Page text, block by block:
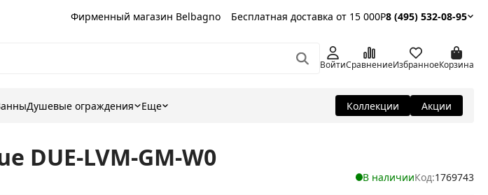
Фирменный магазин Belbagno Бесплатная доставка от 15 000Р8 (495) 532-08-95
ВойтиСравнениеИзбранноеКорзина
Душевые ограждения Еще Коллекции Акции
DUE-LVM-GM-W0
В наличииКод:1769743